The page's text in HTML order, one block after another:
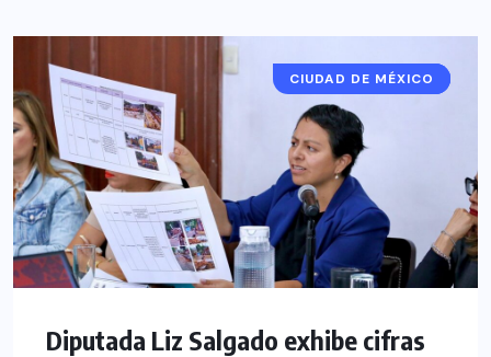
ALCALDÍAS CDMX
CDMX
CIUDAD DE MÉXICO
Diputada Liz Salgado exhibe cifras